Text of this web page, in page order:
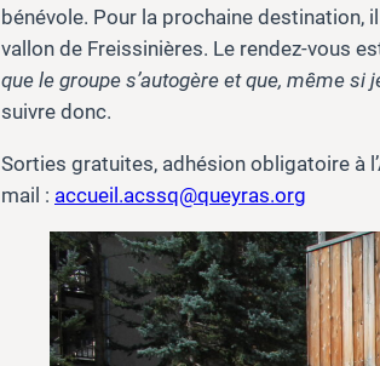
bénévole. Pour la prochaine destination,
vallon de Freissinières. Le rendez-vous
que le groupe s’autogère et que, même
suivre donc.
Sorties gratuites, adhésion obligatoire à
mail : accueil.acssq@queyras.org